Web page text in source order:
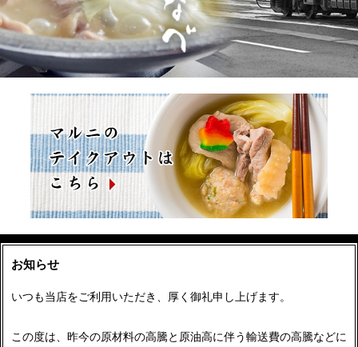
お知らせ
いつも当店をご利用いただき、厚く御礼申し上げます。
この度は、昨今の原材料の高騰と原油高に伴う輸送費の高騰などに